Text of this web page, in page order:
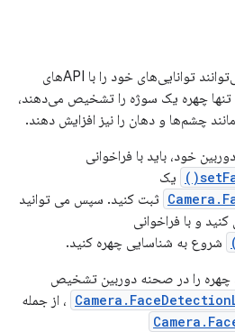
اپلیکیشن‌های دوربین اکنون می‌توانند توانایی‌های خود را با APIهای
چهره یک سوژه را تشخیص می‌دهند،
چشم‌ها و دهان را نیز افزایش دهند.
خود، باید با فراخوانی
یک
ثبت کنید. سپس می توانید
و با فراخوانی
شروع به شناسایی چهره کنید.
را در صحنه دوربین تشخیص
، از جمله